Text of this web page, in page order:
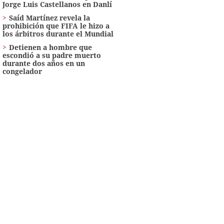
Jorge Luis Castellanos en Danlí
Saíd Martínez revela la
prohibición que FIFA le hizo a
los árbitros durante el Mundial
Detienen a hombre que
escondió a su padre muerto
durante dos años en un
congelador